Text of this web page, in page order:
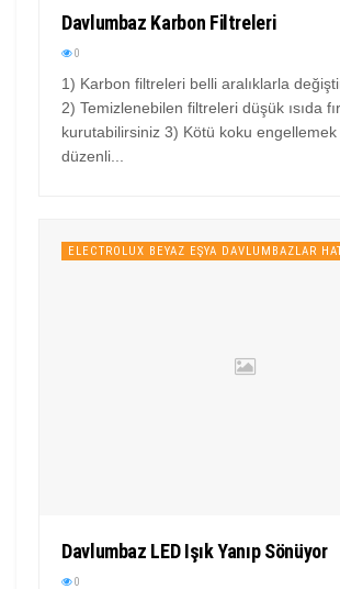
Davlumbaz Karbon Filtreleri
0
1) Karbon filtreleri belli aralıklarla
2) Temizlenebilen filtreleri düşük ısıda
kurutabilirsiniz 3) Kötü koku engellemek
düzenli...
ELECTROLUX BEYAZ EŞYA DAVLUMBAZLAR
Davlumbaz LED Işık Yanıp Sönüyor
0